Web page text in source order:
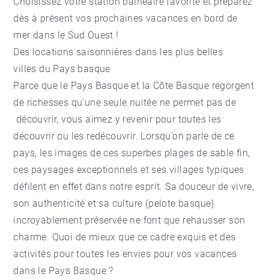
dès à présent vos prochaines vacances en bord de
mer dans le Sud Ouest !
Des locations saisonnières dans les plus belles
villes du Pays basque
Parce que le Pays Basque et la Côte Basque regorgent
de richesses qu'une seule nuitée ne permet pas de
découvrir, vous aimez y revenir pour toutes les
découvrir ou les redécouvrir. Lorsqu’on parle de ce
pays, les images de ces superbes plages de sable fin,
ces paysages exceptionnels et ses villages typiques
défilent en effet dans notre esprit. Sa douceur de vivre,
son authenticité et sa culture (pelote basque)
incroyablement préservée ne font que rehausser son
charme. Quoi de mieux que ce cadre exquis et des
activités pour toutes les envies pour vos vacances
dans le Pays Basque ?